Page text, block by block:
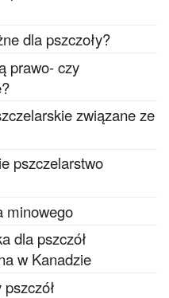
dla pszczoły?
prawo- czy
związane ze
pszczelarstwo
minowego
dla pszczół
w Kanadzie